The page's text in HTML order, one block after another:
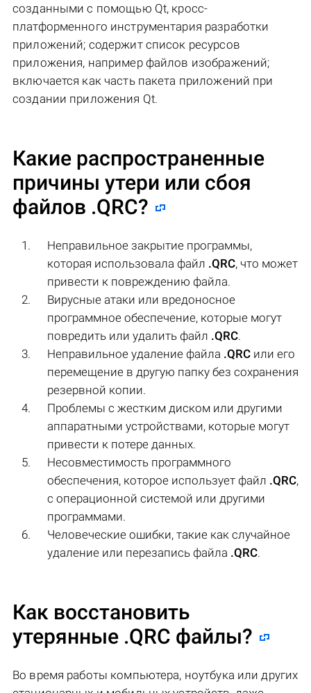
созданными с помощью Qt, кросс-
платформенного инструментария разработки
приложений; содержит список ресурсов
приложения, например файлов изображений;
включается как часть пакета приложений при
создании приложения Qt.
Какие распространенные
причины утери или сбоя
файлов .QRC?
Неправильное закрытие программы,
которая использовала файл .QRC, что может
привести к повреждению файла.
Вирусные атаки или вредоносное
программное обеспечение, которые могут
повредить или удалить файл .QRC.
Неправильное удаление файла .QRC или его
перемещение в другую папку без сохранения
резервной копии.
Проблемы с жестким диском или другими
аппаратными устройствами, которые могут
привести к потере данных.
Несовместимость программного
обеспечения, которое использует файл .QRC,
с операционной системой или другими
программами.
Человеческие ошибки, такие как случайное
удаление или перезапись файла .QRC.
Как восстановить
утерянные .QRC файлы?
Во время работы компьютера, ноутбука или других